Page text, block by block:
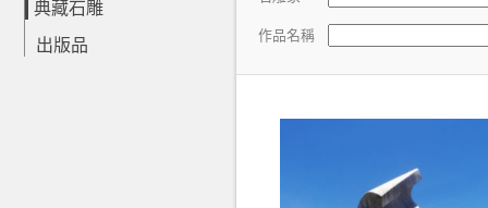
典藏石雕
出版品
作品名稱